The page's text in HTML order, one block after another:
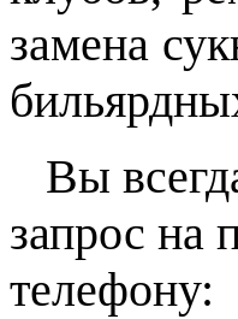
замена
Вы
запрос на
телефону: